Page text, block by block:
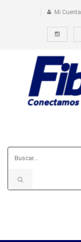
Mi Cuenta